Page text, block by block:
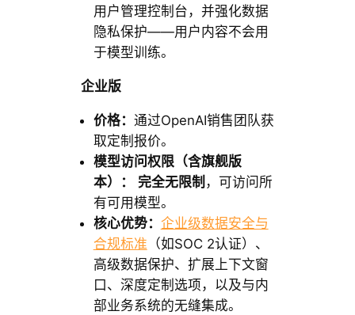
用户管理控制台，并强化数据
隐私保护——用户内容不会用
于模型训练。
企业版
价格： 通过OpenAI销售团队获
取定制报价。
模型访问权限（含旗舰版
本）：
完全无限制 ，可访问所
有可用模型。
核心优势： 企业级数据安全与
合规标准 （如SOC 2认证）、
高级数据保护、扩展上下文窗
口、深度定制选项，以及与内
部业务系统的无缝集成。